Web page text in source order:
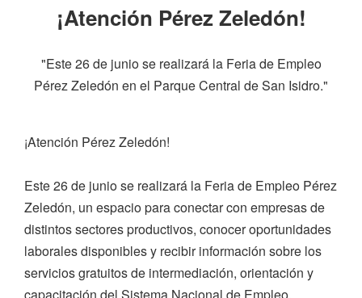
¡Atención Pérez Zeledón!
"Este 26 de junio se realizará la Feria de Empleo
Pérez Zeledón en el Parque Central de San Isidro."
¡Atención Pérez Zeledón!
Este 26 de junio se realizará la Feria de Empleo Pérez
Zeledón, un espacio para conectar con empresas de
distintos sectores productivos, conocer oportunidades
laborales disponibles y recibir información sobre los
servicios gratuitos de intermediación, orientación y